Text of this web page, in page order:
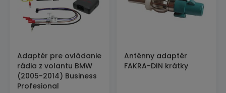
Adaptér pre ovládanie
rádia z volantu BMW
(2005-2014) Business
Profesional
Anténny adaptér
FAKRA-DIN krátky